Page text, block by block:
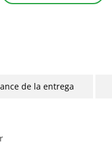
de la entrega